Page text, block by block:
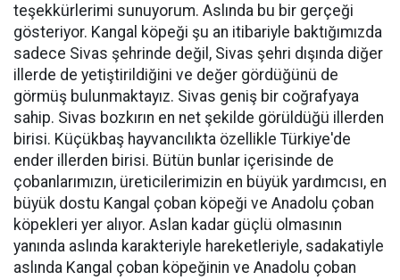
teşekkürlerimi sunuyorum. Aslında bu bir gerçeği
gösteriyor. Kangal köpeği şu an itibariyle baktığımızda
sadece Sivas şehrinde değil, Sivas şehri dışında diğer
illerde de yetiştirildiğini ve değer gördüğünü de
görmüş bulunmaktayız. Sivas geniş bir coğrafyaya
sahip. Sivas bozkırın en net şekilde görüldüğü illerden
birisi. Küçükbaş hayvancılıkta özellikle Türkiye'de
ender illerden birisi. Bütün bunlar içerisinde de
çobanlarımızın, üreticilerimizin en büyük yardımcısı, en
büyük dostu Kangal çoban köpeği ve Anadolu çoban
köpekleri yer alıyor. Aslan kadar güçlü olmasının
yanında aslında karakteriyle hareketleriyle, sadakatiyle
aslında Kangal çoban köpeğinin ve Anadolu çoban